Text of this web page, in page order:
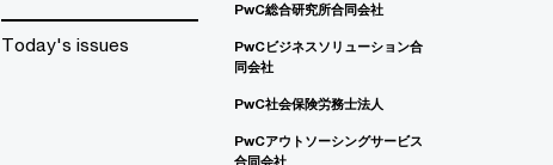
Today's issues
PwC総合研究所合同会社
PwCビジネスソリューション合
同会社
PwC社会保険労務士法人
PwCアウトソーシングサービス
合同会社